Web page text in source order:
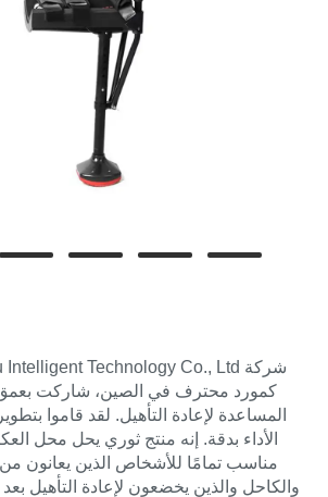
كمورد محترف في الصين، شاركت
المساعدة لإعادة التأهيل. لقد قاموا
الأداء بدقة. إنه منتج ثوري يحل محل
مناسب تمامًا للأشخاص الذين يعانون
والكاحل والذين يخضعون لإعادة التأهيل بعد